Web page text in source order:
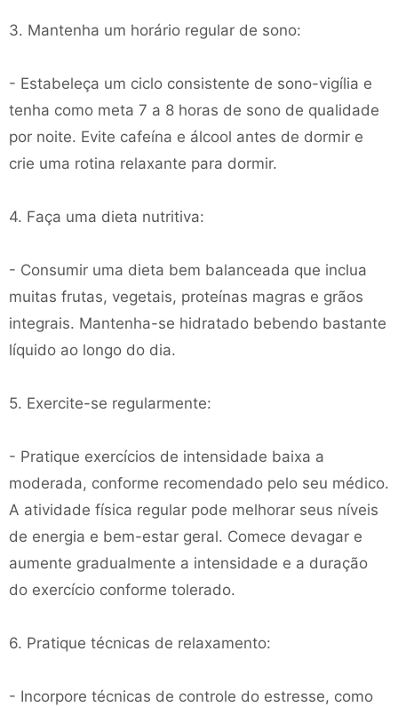
3. Mantenha um horário regular de sono:
- Estabeleça um ciclo consistente de sono-vigília e
tenha como meta 7 a 8 horas de sono de qualidade
por noite. Evite cafeína e álcool antes de dormir e
crie uma rotina relaxante para dormir.
4. Faça uma dieta nutritiva:
- Consumir uma dieta bem balanceada que inclua
muitas frutas, vegetais, proteínas magras e grãos
integrais. Mantenha-se hidratado bebendo bastante
líquido ao longo do dia.
5. Exercite-se regularmente:
- Pratique exercícios de intensidade baixa a
moderada, conforme recomendado pelo seu médico.
A atividade física regular pode melhorar seus níveis
de energia e bem-estar geral. Comece devagar e
aumente gradualmente a intensidade e a duração
do exercício conforme tolerado.
6. Pratique técnicas de relaxamento:
- Incorpore técnicas de controle do estresse, como